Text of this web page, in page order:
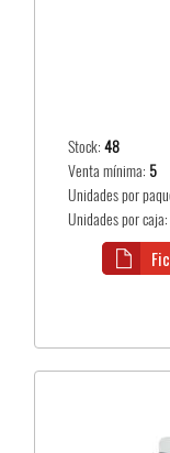
Stock:48
Venta mínima: 5
Unidades por
Unidades por